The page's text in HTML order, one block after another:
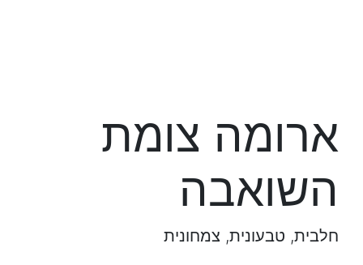
ארומה צומת
השואבה
חלבית, טבעונית, צמחונית